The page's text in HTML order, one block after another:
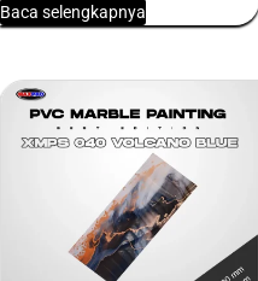
Baca selengkapnya